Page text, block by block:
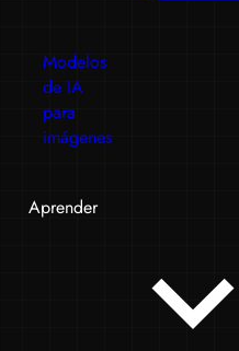
Modelos
de IA
para
imágenes
Aprender